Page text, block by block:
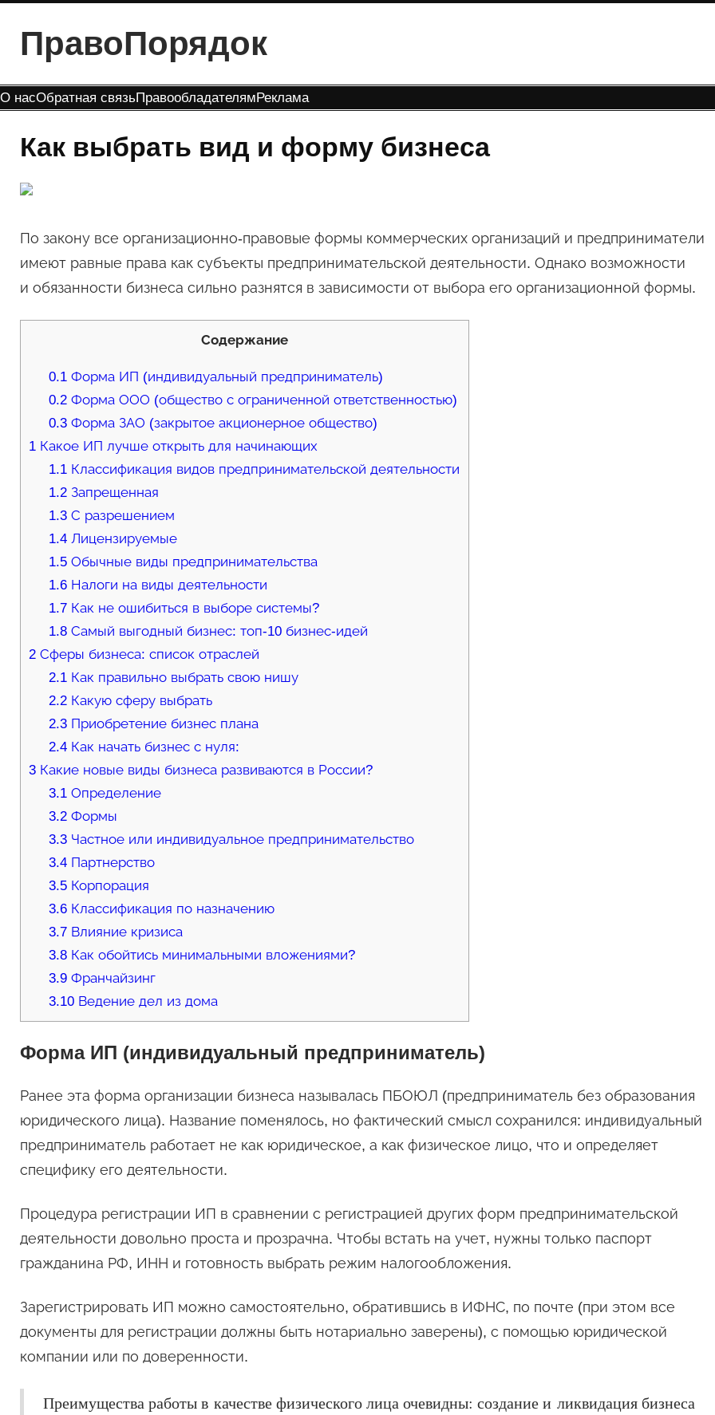
содержимому
ПравоПорядок
О насОбратная связьПравообладателямРеклама
Как выбрать вид и форму бизнеса
По закону все организационно-правовые формы коммерческих организаций и предприниматели
имеют равные права как субъекты предпринимательской деятельности. Однако возможности
и обязанности бизнеса сильно разнятся в зависимости от выбора его организационной формы.
Содержание
0.1 Форма ИП (индивидуальный предприниматель)
0.2 Форма ООО (общество с ограниченной ответственностью)
0.3 Форма ЗАО (закрытое акционерное общество)
1Какое ИП лучше открыть для начинающих
1.1 Классификация видов предпринимательской деятельности
1.2 Запрещенная
1.3 С разрешением
1.4 Лицензируемые
1.5 Обычные виды предпринимательства
1.6 Налоги на виды деятельности
1.7 Как не ошибиться в выборе системы?
1.8 Самый выгодный бизнес: топ-10 бизнес-идей
2Сферы бизнеса: список отраслей
2.1 Как правильно выбрать свою нишу
2.2 Какую сферу выбрать
2.3 Приобретение бизнес плана
2.4 Как начать бизнес с нуля:
3Какие новые виды бизнеса развиваются в России?
3.1 Определение
3.2 Формы
3.3 Частное или индивидуальное предпринимательство
3.4 Партнерство
3.5 Корпорация
3.6 Классификация по назначению
3.7 Влияние кризиса
3.8 Как обойтись минимальными вложениями?
3.9 Франчайзинг
3.10 Ведение дел из дома
Форма ИП (индивидуальный предприниматель)
Ранее эта форма организации бизнеса называлась ПБОЮЛ (предприниматель без образования
юридического лица). Название поменялось, но фактический смысл сохранился: индивидуальный
предприниматель работает не как юридическое, а как физическое лицо, что и определяет
специфику его деятельности.
Процедура регистрации ИП в сравнении с регистрацией других форм предпринимательской
деятельности довольно проста и прозрачна. Чтобы встать на учет, нужны только паспорт
гражданина РФ, ИНН и готовность выбрать режим налогообложения.
Зарегистрировать ИП можно самостоятельно, обратившись в ИФНС, по почте (при этом все
документы для регистрации должны быть нотариально заверены), с помощью юридической
компании или по доверенности.
Преимущества работы в качестве физического лица очевидны: создание и ликвидация бизнеса